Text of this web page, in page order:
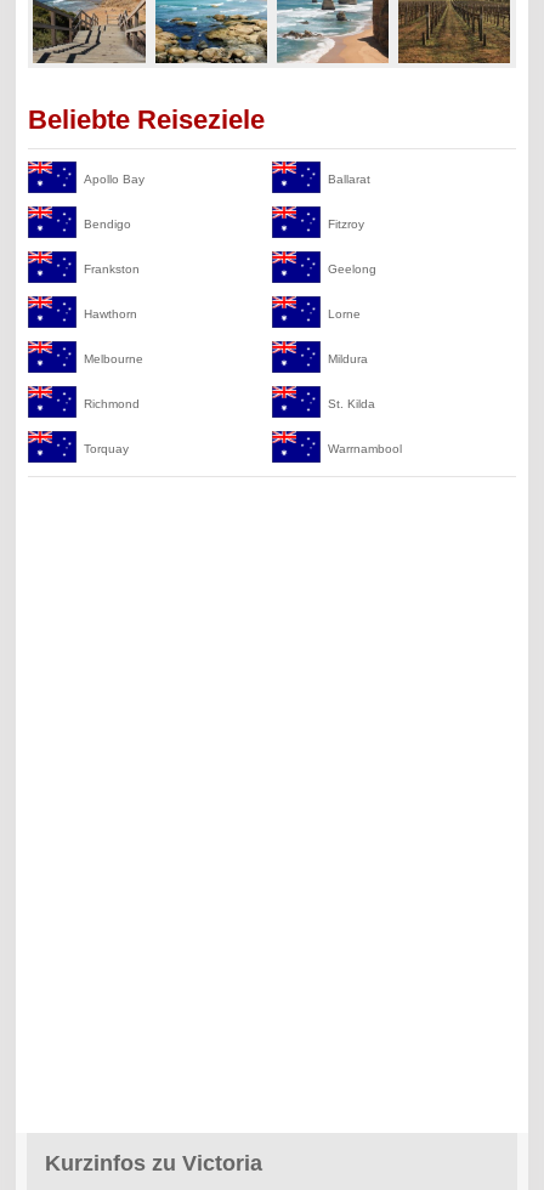
Beliebte Reiseziele
Apollo Bay Ballarat
Bendigo Fitzroy
Frankston Geelong
Hawthorn Lorne
Melbourne Mildura
Richmond St. Kilda
Torquay Warrnambool
Kurzinfos zu Victoria